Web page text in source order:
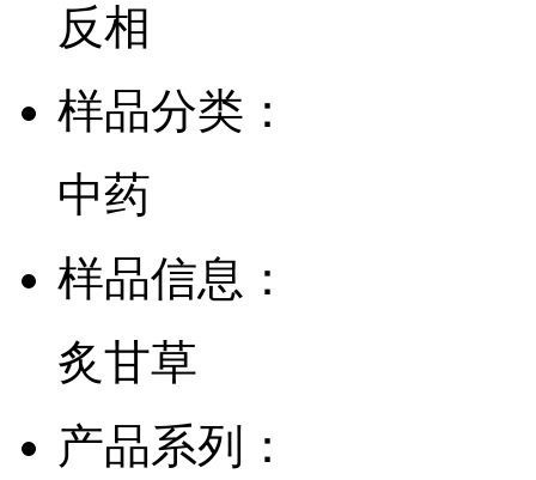
反相
样品分类：
中药
样品信息：
炙甘草
产品系列：